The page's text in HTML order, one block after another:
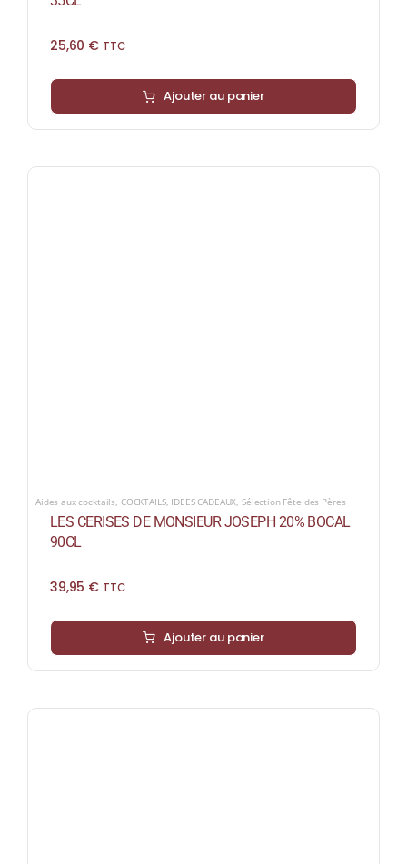
25,60 € TTC
Ajouter au panier
Aides aux cocktails COCKTAILS, IDEES CADEAUX Sélection Fête des Pères
LES CERISES DE MONSIEUR JOSEPH 20% BOCAL
90CL
39,95 € TTC
Ajouter au panier